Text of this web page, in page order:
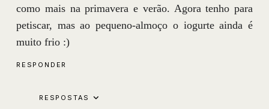
como mais na primavera e verão. Agora tenho para
petiscar, mas ao pequeno-almoço o iogurte ainda é
muito frio :)
RESPONDER
RESPOSTAS